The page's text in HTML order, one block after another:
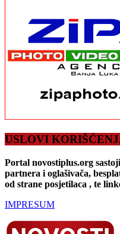
USLOVI
Portal novostiplus.org
partnera i oglašivača,
od strane posjetilaca , te
IMPRESUM